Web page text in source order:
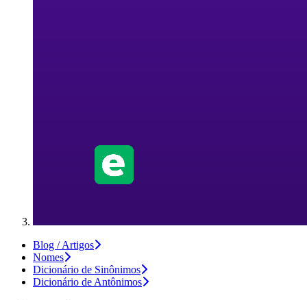
Blog / Artigos
Nomes
Dicionário de Sinônimos
Dicionário de Antônimos